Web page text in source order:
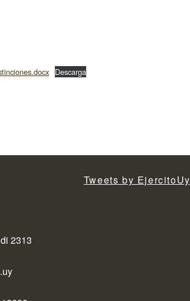
Descarga
2313
Tweets by EjercitoUy